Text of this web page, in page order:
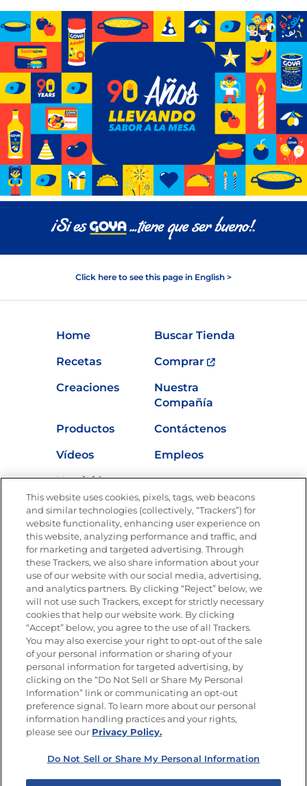
Click here to see this page in English >
Home
Buscar Tienda
Recetas
Comprar
Creaciones
Nuestra
Compañía
Productos
Contáctenos
Vídeos
Empleos
Nutrición
Únete a La Cocina Goya®
Recibe Nuevas Recetas, Ofertas Especiales y
Promociones
SÍGUENOS EN LAS REDES SOCIALES
Mapa del sitioPolítica de privacidad
Limitar el uso de mis datos personales sensibles
No vender ni compartir mis datos personales
Copyright © 2026 Goya Foods, Inc. Todos los derechos reservados.
This website uses cookies, pixels, tags, web beacons
and similar technologies (collectively, “Trackers”) for
website functionality, enhancing user experience on
this website, analyzing performance and traffic, and
for marketing and targeted advertising. Through
these Trackers, we also share information about your
use of our website with our social media, advertising,
and analytics partners. By clicking “Reject” below, we
will not use such Trackers, except for strictly necessary
cookies that help our website work. By clicking
“Accept” below, you agree to the use of all Trackers.
You may also exercise your right to opt-out of the sale
of your personal information or sharing of your
personal information for targeted advertising, by
clicking on the “Do Not Sell or Share My Personal
Information” link or communicating an opt-out
preference signal. To learn more about our personal
information handling practices and your rights,
please see our Privacy Policy.
Do Not Sell or Share My Personal Information